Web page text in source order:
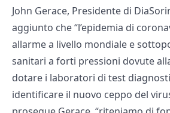
John Gerace, Presidente di
aggiunto che “l’epidemia di
allarme a livello mondiale e
sanitari a forti pressioni dovute
dotare i laboratori di test
identificare il nuovo ceppo del